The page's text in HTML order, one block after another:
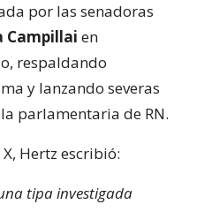
por las senadoras
Campillai en
respaldando
y lanzando severas
parlamentaria de RN.
Hertz escribió:
una tipa investigada